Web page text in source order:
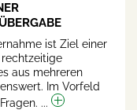
ist Ziel einer
rechtzeitige
aus mehreren
Im Vorfeld
...